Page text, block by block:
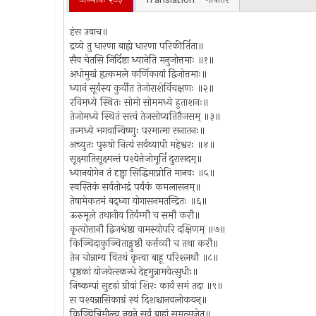
हंस उवाच॥
द्रव्ये तु धारणा बाह्ये धारणा परिकीर्तिता॥
सैव चेतसि निर्दिष्टा ध्यानेति मनुजोत्तमाः ॥१॥
अधोमुखं हृत्कमले कर्णिकायां द्विजोत्तमाः॥
ध्यानं सूर्यस्य कुर्वीत तेजोराशेर्विचक्षणः ॥२॥
रविमध्ये स्थितः सोमो सोममध्ये हुताशनः॥
तेजोमध्ये स्थितं सत्त्वं तेजसोप्यतितैजसम् ॥३॥
तन्मध्ये भगवान्विष्णुः परमात्मा सनातनः॥
अच्युतः पुरुषो नित्यं सर्वव्यापी महेश्वरः ॥४॥
सूक्ष्मातिसूक्ष्मन्तं पश्येत्तेजोमूर्तिं दुरासदम्॥
ध्यानयोगेन तं दृष्ट्वा सिद्धिमाप्नोति मानवः ॥५॥
स्वस्तिकं सर्वतोभद्रं पर्यंकं कमलासनम्॥
तेषामेकतमं बद्ध्वा योगासनमतन्द्रितः ॥६॥
ऊरुमूले तथानीय तिर्यग्गौ च समौ करौ॥
कृत्वोत्तानौ द्विजश्रेष्ठा वामस्योपरि दक्षिणम् ॥७॥
किञ्चिदाकुञ्चिताङ्गुष्ठौ कर्त्तव्यौ च तथा करौ॥
तेन चोन्नाम्य वितथं कृत्वा बाहू परिश्लथौ ॥८॥
पृष्ठकां योजयेत्स्कन्धे देहमुन्नामयेत्सुधीः॥
निष्कम्पां सुदृढां ग्रीवां शिरः कार्यं समं तदा ॥९॥
स पश्यन्नासिकाग्रं स्वं दिशश्चानवलोकयन्॥